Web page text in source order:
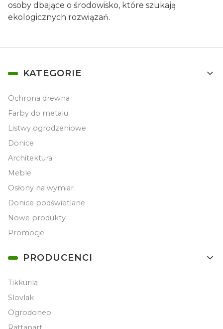
osoby dbające o środowisko, które szukają
ekologicznych rozwiązań.
Linki w stopce
KATEGORIE
Ochrona drewna
Farby do metalu
Listwy ogrodzeniowe
Donice
Architektura
Meble
Osłony na wymiar
Donice podświetlane
Nowe produkty
Promocje
PRODUCENCI
Tikkurila
Slovlak
Ogrodoneo